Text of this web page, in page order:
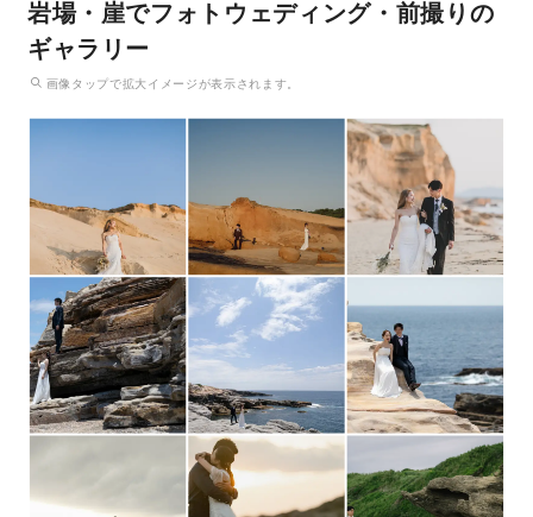
岩場・崖でフォトウェディング・前撮りの
ギャラリー
画像 タップで拡大イメージが表示されます。